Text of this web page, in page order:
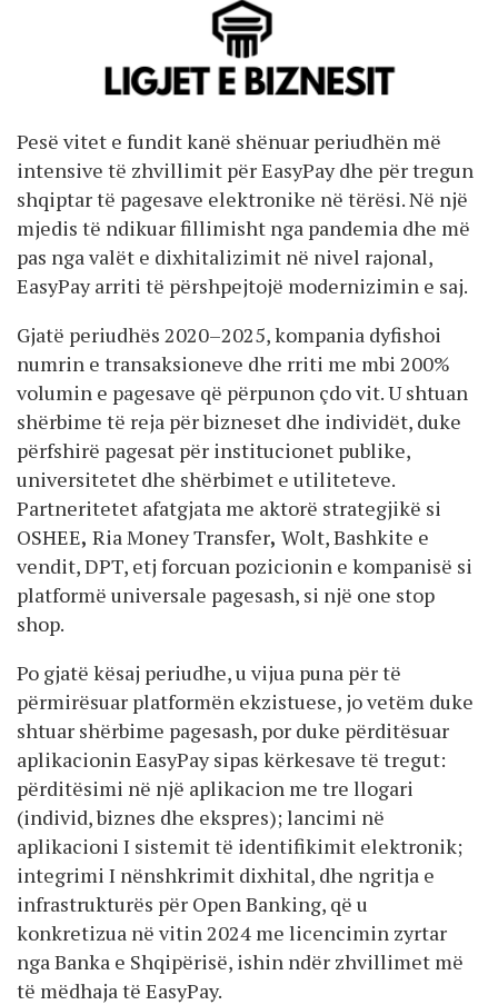
Pesë vitet e fundit kanë shënuar periudhën më
intensive të zhvillimit për EasyPay dhe për tregun
shqiptar të pagesave elektronike në tërësi. Në një
mjedis të ndikuar fillimisht nga pandemia dhe më
pas nga valët e dixhitalizimit në nivel rajonal,
EasyPay arriti të përshpejtojë modernizimin e saj.
Gjatë periudhës 2020–2025, kompania dyfishoi
numrin e transaksioneve dhe rriti me mbi 200%
volumin e pagesave që përpunon çdo vit. U shtuan
shërbime të reja për bizneset dhe individët, duke
përfshirë pagesat për institucionet publike,
universitetet dhe shërbimet e utiliteteve.
Partneritetet afatgjata me aktorë strategjikë si
OSHEE, Ria Money Transfer, Wolt, Bashkite e
vendit, DPT, etj forcuan pozicionin e kompanisë si
platformë universale pagesash, si një one stop
shop.
Po gjatë kësaj periudhe, u vijua puna për të
përmirësuar platformën ekzistuese, jo vetëm duke
shtuar shërbime pagesash, por duke përditësuar
aplikacionin EasyPay sipas kërkesave të tregut:
përditësimi në një aplikacion me tre llogari
(individ, biznes dhe ekspres); lancimi në
aplikacioni I sistemit të identifikimit elektronik;
integrimi I nënshkrimit dixhital, dhe ngritja e
infrastrukturës për Open Banking, që u
konkretizua në vitin 2024 me licencimin zyrtar
nga Banka e Shqipërisë, ishin ndër zhvillimet më
të mëdhaja të EasyPay.